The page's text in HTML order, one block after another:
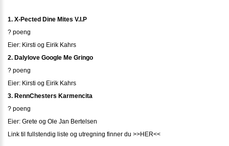
1. X-Pected Dine Mites V.I.P
? poeng
Eier: Kirsti og Eirik Kahrs
2. Dalylove Google Me Gringo
? poeng
Eier: Kirsti og Eirik Kahrs
3. RennChesters Karmencita
? poeng
Eier: Grete og Ole Jan Bertelsen
Link til fullstendig liste og utregning finner du >>HER<<